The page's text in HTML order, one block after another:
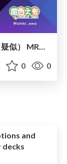
3Dスキャンオブジェクトをガイドに （疑似） MRライブを実現 した⽅法
0 0
and
decks